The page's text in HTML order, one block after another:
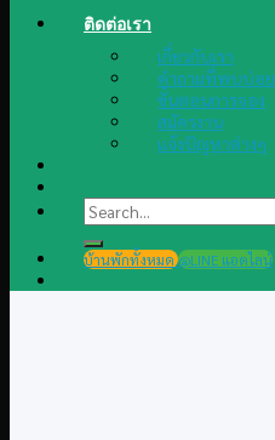
ติดต่อเรา
เกี่ยวกับเรา
คำถามที่พบบ่อย
ขั้นตอนการจอง
สมัครงาน
แจ้งปัญหาต่างๆ
Search
for:
บ้านพักทั้งหมด @LINE แอดไลน์